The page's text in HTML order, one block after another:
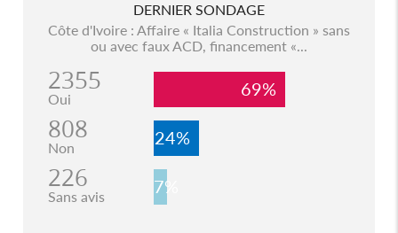
DERNIER SONDAGE
Côte d'Ivoire : Affaire « Italia Construction » sans
ou avec faux ACD, financement «...
2355
Oui 69%
808
Non 24%
226
Sans avis 7%